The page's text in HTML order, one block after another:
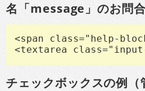
名「message」のお問合
<span class="help-
<textarea
チェックボックスの例（